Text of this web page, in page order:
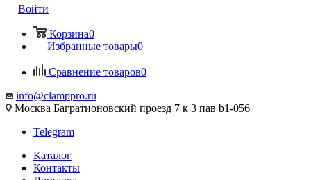
Войти
Корзина0
Избранные товары0
Сравнение товаров0
info@clamppro.ru
Москва Багратионовский проезд 7 к 3 пав b1-056
Telegram
Каталог
Контакты